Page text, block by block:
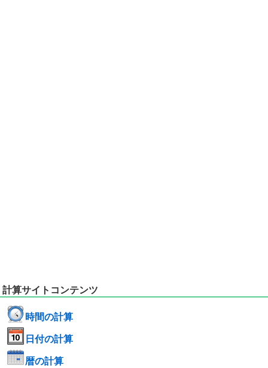
計算サイトコンテンツ
時間の計算
日付の計算
暦の計算